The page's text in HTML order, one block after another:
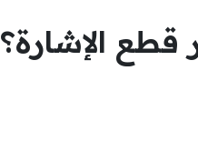
الإشارة؟